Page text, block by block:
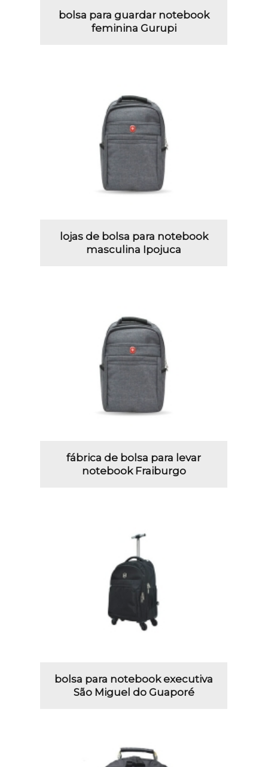
bolsa para guardar notebook
feminina Gurupi
lojas de bolsa para notebook
masculina Ipojuca
fábrica de bolsa para levar
notebook Fraiburgo
bolsa para notebook executiva
São Miguel do Guaporé